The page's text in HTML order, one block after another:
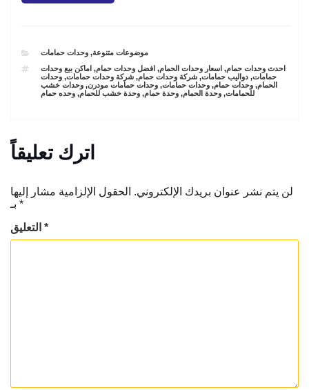
CATEGORIES موضوعات متنوعة,وحدات حمامات
TAGS
احدث وحدات حمام, اسعار وحدات الحمام, افضل وحدات حمام, اماكن بيع وحدات
حمامات,دواليب حمامات,شركة وحدات حمام,شركة وحدات حمامات,وحدات
الحمام,وحدات حمام,وحدات حمامات,وحدات حمامات مودرن,وحدات خشب
للحمامات,وحدة الحمام,وحدة حمام,وحدة خشب للحمام,وحده حمام
اترك تعليقاً
لن يتم نشر عنوان بريدك الإلكتروني. الحقول الإلزامية مشار إليها
*
*